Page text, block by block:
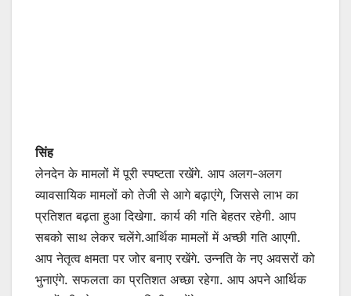
सिंह
लेनदेन के मामलों में पूरी स्पष्टता रखेंगे. आप अलग-अलग
व्यावसायिक मामलों को तेजी से आगे बढ़ाएंगे, जिससे लाभ का
प्रतिशत बढ़ता हुआ दिखेगा. कार्य की गति बेहतर रहेगी. आप
सबको साथ लेकर चलेंगे.आर्थिक मामलों में अच्छी गति आएगी.
आप नेतृत्व क्षमता पर जोर बनाए रखेंगे. उन्नति के नए अवसरों को
भुनाएंगे. सफलता का प्रतिशत अच्छा रहेगा. आप अपने आर्थिक